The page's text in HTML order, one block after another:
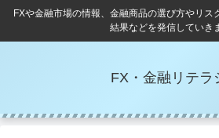
FXや金融市場の情報、金融商品の選び方やリス
結果などを発信していき
FX・金融リテラ